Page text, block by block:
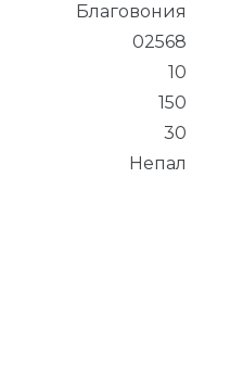
Благовония
02568
10
150
30
Непал